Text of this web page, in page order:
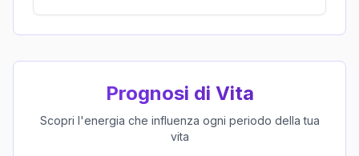
Prognosi di Vita
Scopri l'energia che influenza ogni periodo della tua
vita